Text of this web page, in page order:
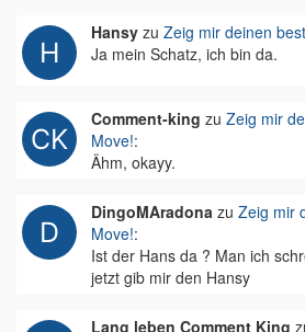
Hansy zu Zeig mir deinen
Ja mein Schatz, ich bin da.
Comment-king zu Zeig mir
Move!:
Ähm, okayy.
DingoMAradona zu Zeig mir
Move!:
Ist der Hans da ? Man ich
jetzt gib mir den Hansy
Lang leben Comment King